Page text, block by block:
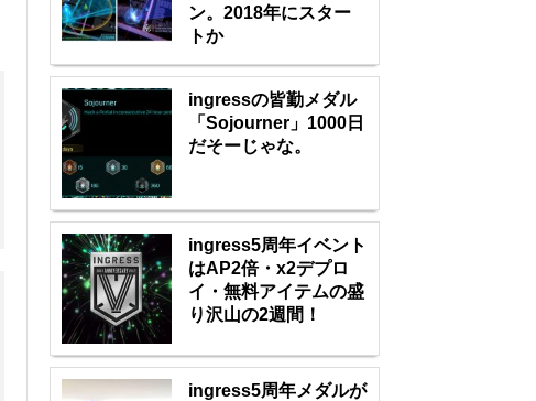
ン。2018年にスター
トか
ingressの皆勤メダル
「Sojourner」1000日
だそーじゃな。
ingress5周年イベント
はAP2倍・x2デプロ
イ・無料アイテムの盛
り沢山の2週間！
ingress5周年メダルが